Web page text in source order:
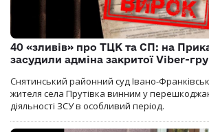
40 «зливів» про ТЦК та СП: на
засудили адміна закритої Viber-
Снятинський районний суд Івано-
жителя села Прутівка винним у
діяльності ЗСУ в особливий період.